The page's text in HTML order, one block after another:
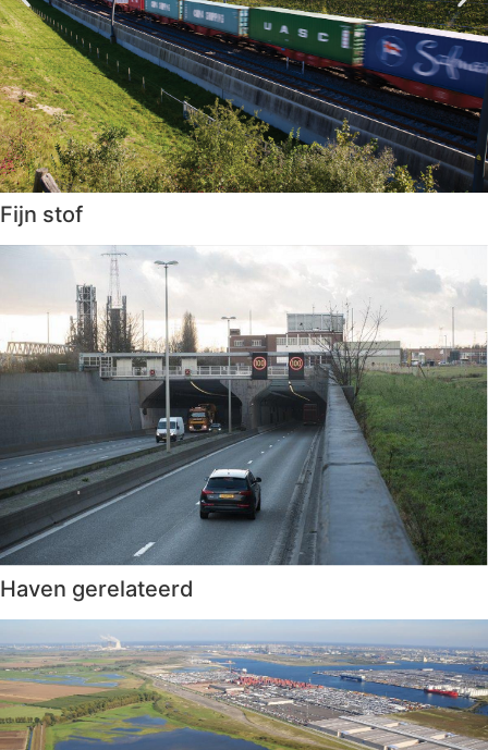
Fijn stof
Haven gerelateerd